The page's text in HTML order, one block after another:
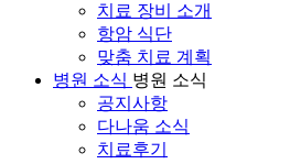
치료 장비 소개
항암 식단
맞춤 치료 계획
병원 소식 병원 소식
공지사항
다나움 소식
치료후기